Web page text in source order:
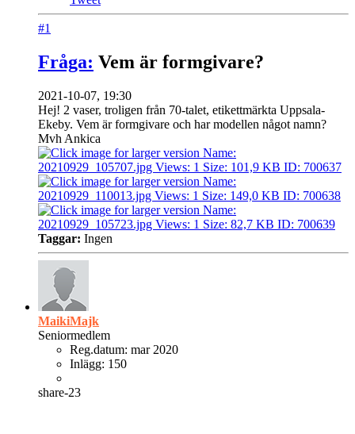
#1
Fråga: Vem är formgivare?
2021-10-07, 19:30
Hej! 2 vaser, troligen från 70-talet, etikettmärkta Uppsala-
Ekeby. Vem är formgivare och har modellen något namn?
Mvh Ankica
Taggar: Ingen
MaikiMajk
Seniormedlem
Reg.datum: mar 2020
Inlägg: 150
share-23